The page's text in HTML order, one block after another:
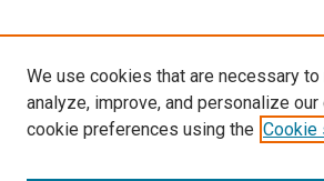
We use cookies that are necessary
analyze, improve, and personalize
cookie preferences using the Cookie